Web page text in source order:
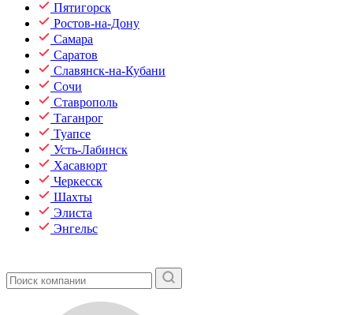
Пятигорск
Ростов-на-Дону
Самара
Саратов
Славянск-на-Кубани
Сочи
Ставрополь
Таганрог
Туапсе
Усть-Лабинск
Хасавюрт
Черкесск
Шахты
Элиста
Энгельс